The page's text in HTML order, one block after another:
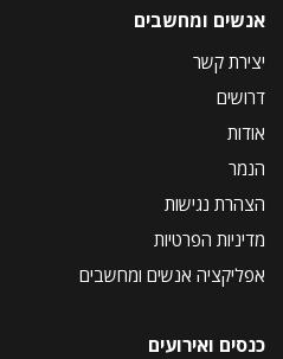
אנשים ומחשבים
יצירת קשר
דרושים
אודות
הנמר
הצהרת נגישות
מדיניות הפרטיות
אפליקציה אנשים ומחשבים
כנסים ואירועים